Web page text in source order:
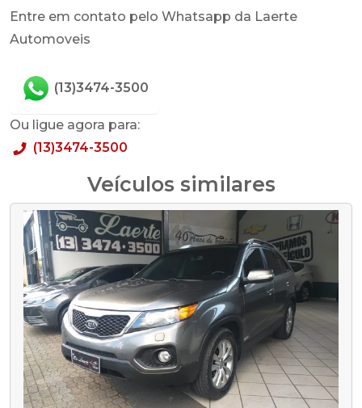
Entre em contato pelo Whatsapp da Laerte
Automoveis
(13)3474-3500
Ou ligue agora para:
(13)3474-3500
Veículos similares